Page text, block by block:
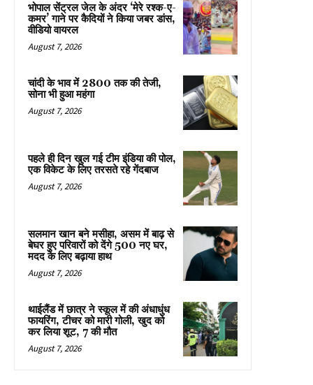
भोपाल सेंट्रल जेल के अंदर ‘मेरे रश्क-ए-
कमर’ गाने पर कैदियों ने किया जबर डांस,
वीडियो वायरल
August 7, 2026
चांदी के भाव में ₹2800 तक की तेजी,
सोना भी हुआ महंगा
August 7, 2026
पहले ही दिन खुल गई टीम इंडिया की पोल,
एक विकेट के लिए तरसते रहे गेंदबाज
August 7, 2026
सलमान खान बने मसीहा, असम में बाढ़ से
बेघर हुए परिवारों को देंगे 500 नए घर,
मदद के लिए बढ़ाया हाथ
August 7, 2026
थाईलैंड में छात्र ने स्कूल में की अंधाधुंध
फायरिंग, टीचर को मारी गोली, खुद को
कर लिया शूट, 7 की मौत
August 7, 2026